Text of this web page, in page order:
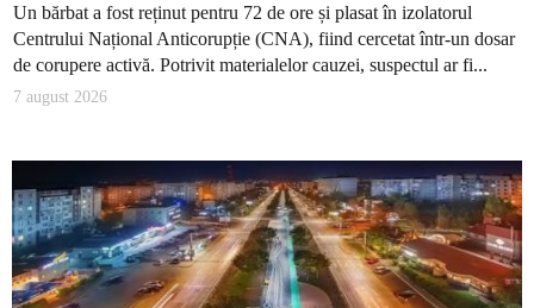
Un bărbat a fost reținut pentru 72 de ore și plasat în izolatorul
Centrului Național Anticorupție (CNA), fiind cercetat într-un dosar
de corupere activă. Potrivit materialelor cauzei, suspectul ar fi...
7 august 2026